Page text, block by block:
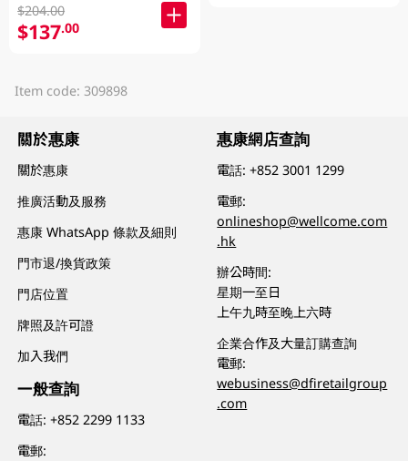
$204.00
$137.00
Item code: 309898
關於惠康
關於惠康
推廣活動及服務
惠康 WhatsApp 條款及細則
門市退/換貨政策
門店位置
牌照及許可證
加入我們
一般查詢
電話:+852 2299 1133
電郵:
惠康網店查詢
電話:+852 3001 1299
電郵:
onlineshop@wellcome.com
.hk
辦公時間:
星期一至日
上午九時至晚上六時
企業合作及大量訂購查詢
電郵:
webusiness@dfiretailgroup
.com